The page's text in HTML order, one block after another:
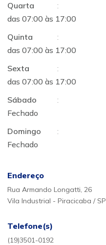
Quarta
:
das 07:00 às 17:00
Quinta
:
das 07:00 às 17:00
Sexta
:
das 07:00 às 17:00
Sábado
:
Fechado
Domingo
:
Fechado
Endereço
Rua Armando Longatti, 26
Vila Industrial - Piracicaba / SP
Telefone(s)
(19)3501-0192